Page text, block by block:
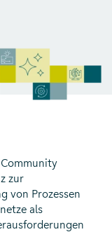
zur
von Prozessen
als